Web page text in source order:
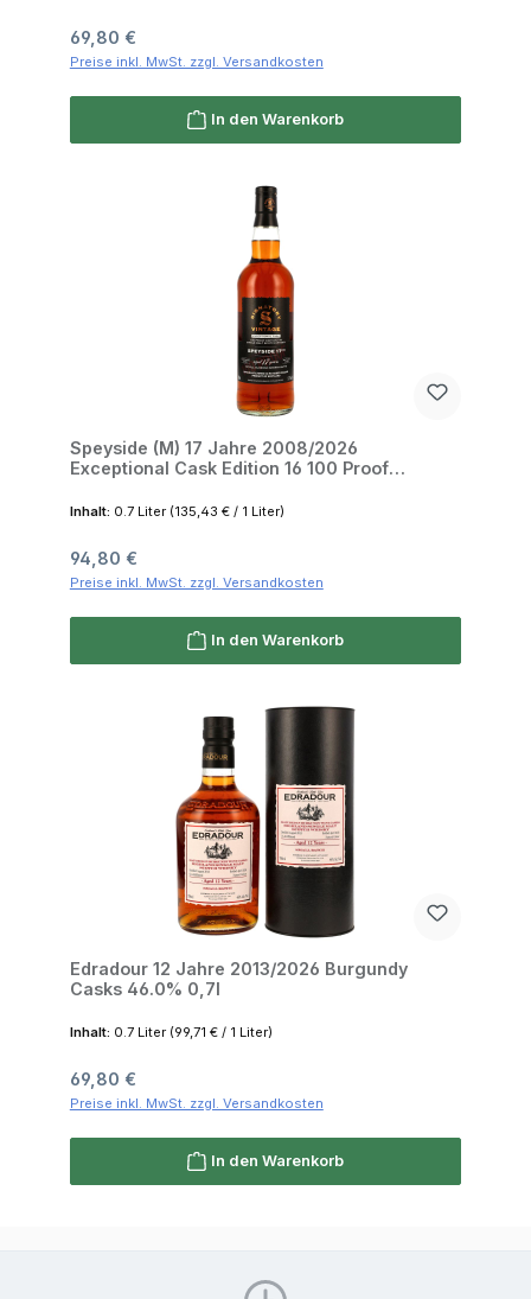
Regulärer Preis:
69,80 €
Preise inkl. MwSt. zzgl. Versandkosten
In den Warenkorb
Speyside (M) 17 Jahre 2008/2026
Exceptional Cask Edition 16 100 Proof
Inhalt: 0.7 Liter (135,43 € / 1 Liter)
Regulärer Preis:
94,80 €
Preise inkl. MwSt. zzgl. Versandkosten
In den Warenkorb
Edradour 12 Jahre 2013/2026 Burgundy
Casks 46.0% 0,7l
Inhalt: 0.7 Liter (99,71 € / 1 Liter)
Regulärer Preis:
69,80 €
Preise inkl. MwSt. zzgl. Versandkosten
In den Warenkorb